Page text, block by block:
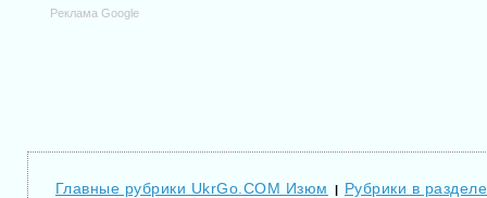
Реклама Google
Главные рубрики UkrGo.COM Изюм | Рубрики в